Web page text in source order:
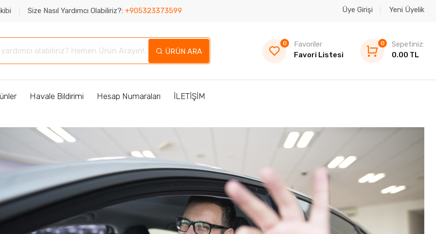
Size Nasıl Yardımcı Olabiliriz?: +905323373599 Üye Girişi Yeni Üyelik
ÜRÜN ARA
0
Favoriler
Favori Listesi
0
Sepetiniz:
0.00 TL
Havale Bildirimi Hesap Numaraları İLETİŞİM